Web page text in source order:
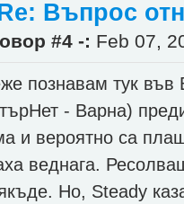
Въпрос
#4 -: Feb 07,
познавам тук
- Варна)
и вероятно са
веднага.
Но, Steady